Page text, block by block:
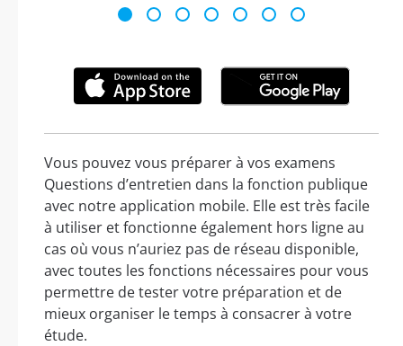
Vous pouvez vous préparer à vos examens
Questions d’entretien dans la fonction publique
avec notre application mobile. Elle est très facile
à utiliser et fonctionne également hors ligne au
cas où vous n’auriez pas de réseau disponible,
avec toutes les fonctions nécessaires pour vous
permettre de tester votre préparation et de
mieux organiser le temps à consacrer à votre
étude.